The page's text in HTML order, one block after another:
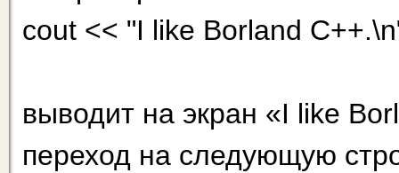
cout << "I like Borland
выводит на экран «I like
переход на следующую